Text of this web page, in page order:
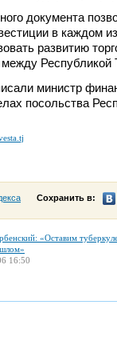
документа
в каждом
развитию
министр
посольства
Сохранить в:
«Оставим
16:50